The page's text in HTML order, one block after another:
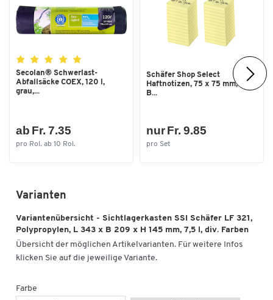
Traglast [kg]
Farben
Farbe
Masse
Aussenhöhe [mm]
Aussenlänge [mm] 343
Nutzhöhe im Stapel [mm] 133
Secolan® Schwerlast-
Abfallsäcke COEX, 120 l,
grau,...
ab Fr. 7.35
pro Rol. ab 10 Rol.
Schäfer Shop Select
Haftnotizen, 75 x 75 mm, 100
B...
nur Fr. 9.85
pro Set
Varianten
Variantenübersicht - Sichtlagerkasten SSI Schäfer LF 321,
Polypropylen, L 343 x B 209 x H 145 mm, 7,5 l, div. Farben
Übersicht der möglichen Artikelvarianten. Für weitere Infos
klicken Sie auf die jeweilige Variante.
Farbe